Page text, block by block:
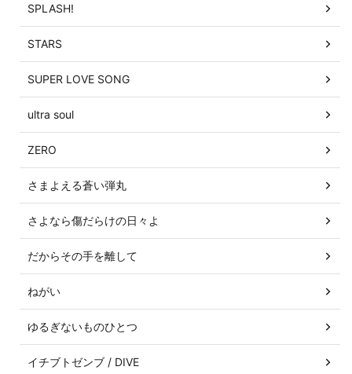
SPLASH!
STARS
SUPER LOVE SONG
ultra soul
ZERO
さまよえる蒼い弾丸
さよなら傷だらけの日々よ
だからその手を離して
ねがい
ゆるぎないものひとつ
イチブトゼンブ / DIVE